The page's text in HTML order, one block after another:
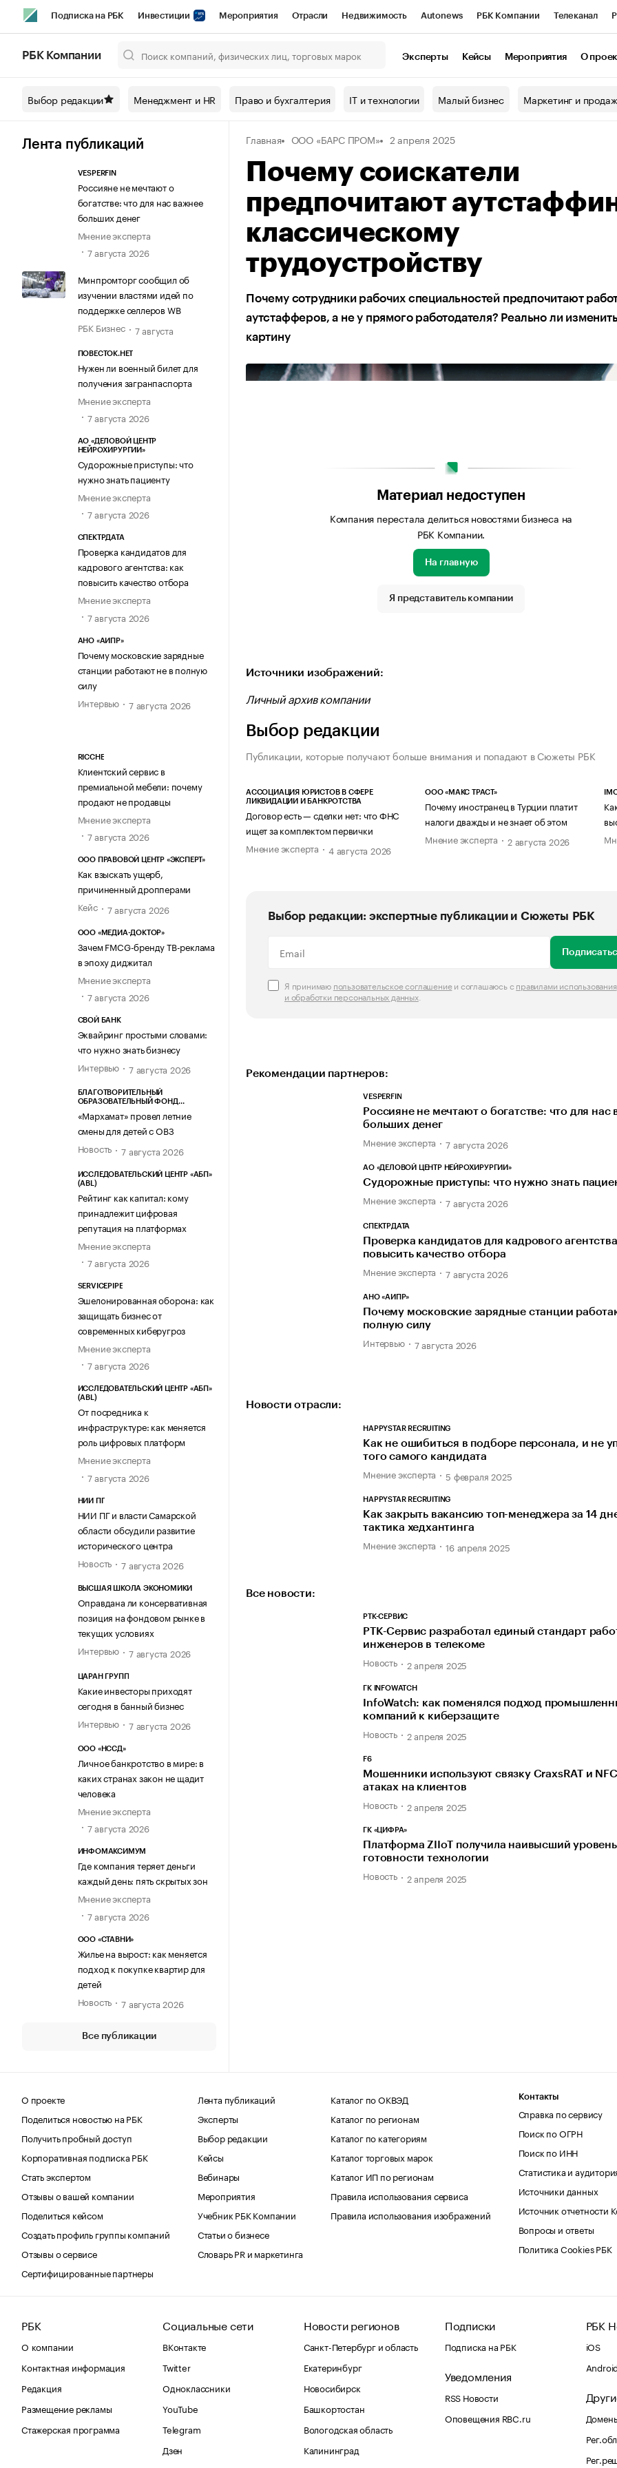
Подписка на РБК Инвестиции Мероприятия Отрасли Недвижимость Autonews РБК Компании Телеканал
Спецпроекты СПб Конференции СПб Спецпроекты Проверка контрагентов
Технологии и медиа Рынок наличной валюты
РБК Компании Эксперты Кейсы Мероприятия О
Выбор редакции Менеджмент и HR Право и бухгалтерия IT и технологии Малый бизнес Маркетинг и
Лента публикаций
VESPERFIN
Россияне не мечтают о
богатстве: что для нас важнее
больших денег
Мнение эксперта
7 августа 2026
Минпромторг сообщил об
изучении властями идей по
поддержке селлеров WB
РБК Бизнес
7 августа
ПОВЕСТОК.НЕТ
Нужен ли военный билет для
получения загранпаспорта
Мнение эксперта
7 августа 2026
АО «ДЕЛОВОЙ ЦЕНТР
НЕЙРОХИРУРГИИ»
Судорожные приступы: что
нужно знать пациенту
Мнение эксперта
7 августа 2026
СПЕКТРДАТА
Проверка кандидатов для
кадрового агентства: как
повысить качество отбора
Мнение эксперта
7 августа 2026
АНО «АИПР»
Почему московские зарядные
станции работают не в полную
силу
Интервью
7 августа 2026
RICCHE
Клиентский сервис в
премиальной мебели: почему
продают не продавцы
Мнение эксперта
7 августа 2026
ООО ПРАВОВОЙ ЦЕНТР «ЭКСПЕРТ»
Как взыскать ущерб,
причиненный дропперами
Кейс
7 августа 2026
ООО «МЕДИА-ДОКТОР»
Зачем FMCG-бренду ТВ-реклама
в эпоху диджитал
Мнение эксперта
7 августа 2026
СВОЙ БАНК
Эквайринг простыми словами:
что нужно знать бизнесу
Интервью
7 августа 2026
БЛАГОТВОРИТЕЛЬНЫЙ
ОБРАЗОВАТЕЛЬНЫЙ ФОНД
«Мархамат» провел летние
смены для детей с ОВЗ
Новость
7 августа 2026
ИССЛЕДОВАТЕЛЬСКИЙ ЦЕНТР «АБП»
(ABL)
Рейтинг как капитал: кому
принадлежит цифровая
репутация на платформах
Мнение эксперта
7 августа 2026
SERVICEPIPE
Эшелонированная оборона: как
защищать бизнес от
современных киберугроз
Мнение эксперта
7 августа 2026
ИССЛЕДОВАТЕЛЬСКИЙ ЦЕНТР «АБП»
(ABL)
От посредника к
инфраструктуре: как меняется
роль цифровых платформ
Мнение эксперта
7 августа 2026
НИИ ПГ
НИИ ПГ и власти Самарской
области обсудили развитие
исторического центра
Новость
7 августа 2026
ВЫСШАЯ ШКОЛА ЭКОНОМИКИ
Оправдана ли консервативная
позиция на фондовом рынке в
текущих условиях
Интервью
7 августа 2026
ЦАРАН ГРУПП
Какие инвесторы приходят
сегодня в банный бизнес
Интервью
7 августа 2026
ООО «НССД»
Личное банкротство в мире: в
каких странах закон не щадит
человека
Мнение эксперта
7 августа 2026
ИНФОМАКСИМУМ
Где компания теряет деньги
каждый день: пять скрытых зон
Мнение эксперта
7 августа 2026
ООО «СТАВНИ»
Жилье на вырост: как меняется
подход к покупке квартир для
детей
Новость
7 августа 2026
Все публикации
Главная ООО «БАРС ПРОМ» 2 апреля 2025
Почему соискатели
предпочитают
классическому
трудоустройству
Почему сотрудники рабочих специальностей предпочитают
аутстафферов, а не у прямого работодателя? Реально ли
картину
Материал недоступен
Компания перестала делиться новостями бизнеса на
РБК Компании.
На главную
Я представитель компании
Источники изображений:
Личный архив компании
Выбор редакции
Публикации, которые получают больше внимания и попадают в Сюжеты РБК
АССОЦИАЦИЯ ЮРИСТОВ В СФЕРЕ
ЛИКВИДАЦИИ И БАНКРОТСТВА
Договор есть — сделки нет: что ФНС
ищет за комплектом первички
Мнение эксперта
4 августа 2026
ООО «МАКС ТРАСТ»
Почему иностранец в Турции платит
налоги дважды и не знает об этом
Мнение эксперта
2 августа 2026
Выбор редакции: экспертные публикации и Сюжеты РБК
Я принимаю пользовательское соглашениеи соглашаюсь с правилами использования
и обработки персональных данных.
Рекомендации партнеров:
VESPERFIN
Россияне не мечтают о богатстве: что для нас
больших денег
Мнение эксперта 7 августа 2026
АО «ДЕЛОВОЙ ЦЕНТР НЕЙРОХИРУРГИИ»
Судорожные приступы: что нужно знать
Мнение эксперта 7 августа 2026
СПЕКТРДАТА
Проверка кандидатов для кадрового
повысить качество отбора
Мнение эксперта 7 августа 2026
АНО «АИПР»
Почему московские зарядные станции
полную силу
Интервью 7 августа 2026
Новости отрасли:
HAPPYSTAR RECRUITING
Как не ошибиться в подборе персонала, и не
того самого кандидата
Мнение эксперта 5 февраля 2025
HAPPYSTAR RECRUITING
Как закрыть вакансию топ-менеджера за 14
тактика хедхантинга
Мнение эксперта 16 апреля 2025
Все новости:
РТК-СЕРВИС
РТК-Сервис разработал единый стандарт
инженеров в телекоме
Новость 2 апреля 2025
ГК INFOWATCH
InfoWatch: как поменялся подход
компаний к киберзащите
Новость 2 апреля 2025
F6
Мошенники используют связку CraxsRAT и
атаках на клиентов
Новость 2 апреля 2025
ГК «ЦИФРА»
Платформа ZIIoT получила наивысший уровень
готовности технологии
Новость 2 апреля 2025
О проекте
Поделиться новостью на РБК
Получить пробный доступ
Корпоративная подписка РБК
Стать экспертом
Отзывы о вашей компании
Поделиться кейсом
Создать профиль группы компаний
Отзывы о сервисе
Сертифицированные партнеры
Лента публикаций
Эксперты
Выбор редакции
Кейсы
Вебинары
Мероприятия
Учебник РБК Компании
Статьи о бизнесе
Словарь PR и маркетинга
Каталог по ОКВЭД
Каталог по регионам
Каталог по категориям
Каталог торговых марок
Каталог ИП по регионам
Правила использования сервиса
Правила использования изображений
Контакты
Справка по сервису
Поиск по ОГРН
Поиск по ИНН
Статистика и
Источники данных
Источник отчетности
Вопросы и ответы
Политика Cookies РБК
РБК
О компании
Контактная информация
Редакция
Размещение рекламы
Стажерская программа
Социальные сети
ВКонтакте
Twitter
Одноклассники
YouTube
Telegram
Дзен
Новости регионов
Санкт-Петербург и область
Екатеринбург
Новосибирск
Башкортостан
Вологодская область
Калининград
Подписки
Подписка на РБК
Уведомления
RSS Новости
Оповещения RBC.ru
РБК
iOS